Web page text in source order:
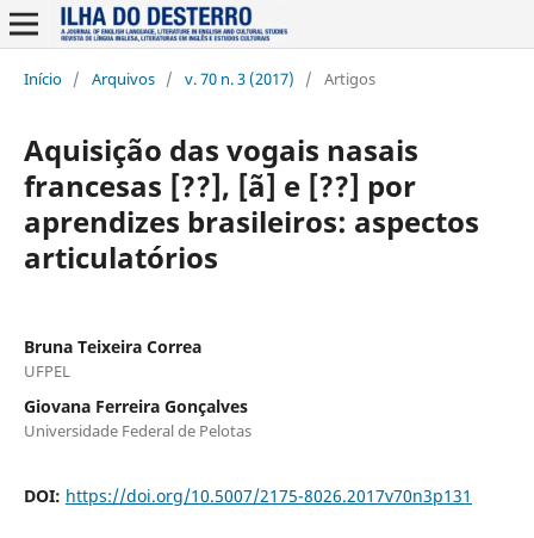
Início / Arquivos / v. 70 n. 3 (2017) / Artigos
Aquisição das vogais nasais
francesas [??], [ã] e [??] por
aprendizes brasileiros: aspectos
articulatórios
Bruna Teixeira Correa
UFPEL
Giovana Ferreira Gonçalves
Universidade Federal de Pelotas
DOI: https://doi.org/10.5007/2175-8026.2017v70n3p131